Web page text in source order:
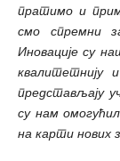
пратимо и
смо спремни
Иновације су
квалитетнију
представљају
су нам
на карти нових